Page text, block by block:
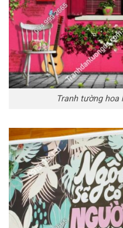
Tranh tường hoa